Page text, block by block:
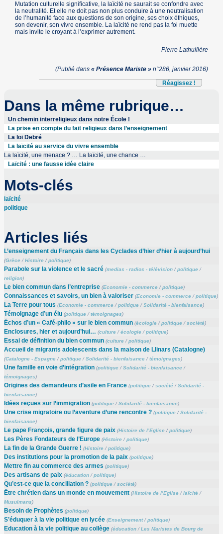
Mutation culturelle significative, la laïcité ne saurait se confondre avec
la neutralité. Et elle ne doit pas non plus conduire à une neutralisation
de l’humanité face aux questions de son origine, ses choix éthiques,
son devenir, son vivre ensemble. La laïcité ne rend pas la foi muette
mais invite le croyant à l’exprimer autrement.
Pierre Lathuilière
(Publié dans « Présence Mariste »n°286, janvier 2016)
Réagissez !
Dans la même rubrique…
Un chemin interreligieux dans notre École !
La prise en compte du fait religieux dans l’enseignement
La loi Debré
La laïcité au service du vivre ensemble
La laïcité, une menace ? … La laïcité, une chance …
Laïcité : une fausse idée claire
Mots-clés
laïcité
politique
Articles liés
L’enseignement du Français dans les Cyclades d’hier d’hier à aujourd’hui
(Grèce/Histoire/politique)
Parabole sur la violence et le sacré (medias - radios - télévision/politique/
religion)
Le bien commun dans l’entreprise (Economie - commerce/politique)
Connaissances et savoirs, un bien à valoriser (Economie - commerce/politique)
La Terre pour tous (Economie - commerce/politique/Solidarité - bienfaisance)
Témoignage d’un élu (politique/témoignages)
Échos d’un « Café-philo » sur le bien commun (écologie/politique/ société)
Enclosures, hier et aujourd’hui… (culture/écologie/politique)
Essai de définition du bien commun (culture/politique)
Accueil de migrants adolescents dans la maison de Llinars (Catalogne)
(Catalogne - Espagne/politique/Solidarité - bienfaisance/témoignages)
Une famille en voie d’intégration (politique/Solidarité - bienfaisance/
témoignages)
Origines des demandeurs d’asile en France (politique/société/Solidarité -
bienfaisance)
Idées reçues sur l’immigration (politique/Solidarité - bienfaisance)
Une crise migratoire ou l’aventure d’une rencontre ? (politique/Solidarité -
bienfaisance)
Le pape François, grande figure de paix (Histoire de l’Eglise/politique)
Les Pères Fondateurs de l’Europe (Histoire/politique)
La fin de la Grande Guerre ! (Histoire/politique)
Des institutions pour la promotion de la paix (politique)
Mettre fin au commerce des armes (politique)
Des artisans de paix (éducation/politique)
Qu’est-ce que la conciliation ? (politique/ société)
Être chrétien dans un monde en mouvement (Histoire de l’Eglise/laïcité/
Musulmans)
Besoin de Prophètes (politique)
S’éduquer à la vie politique en lycée (Enseignement/politique)
Education à la vie politique au collège (éducation/Les Maristes de Bourg de